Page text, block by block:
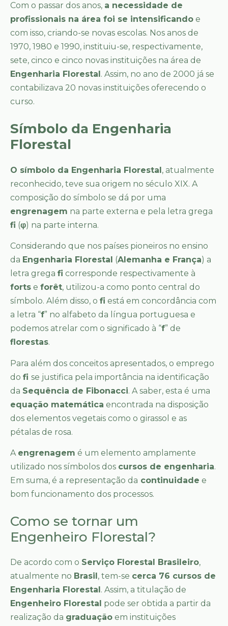
Com o passar dos anos, a necessidade de
profissionais na área foi se intensificando e
com isso, criando-se novas escolas. Nos anos de
1970, 1980 e 1990, instituiu-se, respectivamente,
sete, cinco e cinco novas instituições na área de
Engenharia Florestal . Assim, no ano de 2000 já se
contabilizava 20 novas instituições oferecendo o
curso.
Símbolo da Engenharia
Florestal
O símbolo da Engenharia Florestal, atualmente
reconhecido, teve sua origem no século XIX. A
composição do símbolo se dá por uma
engrenagem na parte externa e pela letra grega
fi (φ) na parte interna.
Considerando que nos países pioneiros no ensino
da Engenharia Florestal (Alemanha e França) a
letra grega fi corresponde respectivamente à
forts e forêt, utilizou-a como ponto central do
símbolo. Além disso, o fi está em concordância com
a letra “f” no alfabeto da língua portuguesa e
podemos atrelar com o significado à “f” de
florestas.
Para além dos conceitos apresentados, o emprego
do fi se justifica pela importância na identificação
da Sequência de Fibonacci. A saber, esta é uma
equação matemática encontrada na disposição
dos elementos vegetais como o girassol e as
pétalas de rosa.
A engrenagem é um elemento amplamente
utilizado nos símbolos dos cursos de engenharia.
Em suma, é a representação da continuidade e
bom funcionamento dos processos.
Como se tornar um
Engenheiro Florestal?
De acordo com o Serviço Florestal Brasileiro,
atualmente no Brasil , tem-se cerca 76 cursos de
Engenharia Florestal . Assim, a titulação de
Engenheiro Florestal pode ser obtida a partir da
realização da graduação em instituições